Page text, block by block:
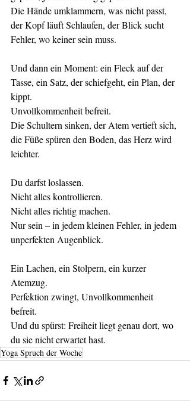
Die Hände umklammern, was nicht passt,
der Kopf läuft Schlaufen, der Blick sucht
Fehler, wo keiner sein muss.
Und dann ein Moment: ein Fleck auf der
Tasse, ein Satz, der schiefgeht, ein Plan, der
kippt.
Unvollkommenheit befreit.
Die Schultern sinken, der Atem vertieft sich,
die Füße spüren den Boden, das Herz wird
leichter.
Du darfst loslassen.
Nicht alles kontrollieren.
Nicht alles richtig machen.
Nur sein – in jedem kleinen Fehler, in jedem
unperfekten Augenblick.
Ein Lachen, ein Stolpern, ein kurzer
Atemzug.
Perfektion zwingt, Unvollkommenheit
befreit.
Und du spürst: Freiheit liegt genau dort, wo
du sie nicht erwartet hast.
Yoga Spruch der Woche